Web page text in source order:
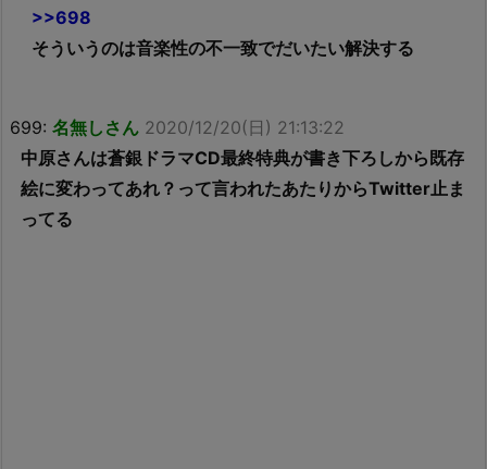
>>698
そういうのは音楽性の不一致でだいたい解決する
699: 名無しさん 2020/12/20(日) 21:13:22
中原さんは蒼銀ドラマCD最終特典が書き下ろしから既存
絵に変わってあれ？って言われたあたりからTwitter止ま
ってる